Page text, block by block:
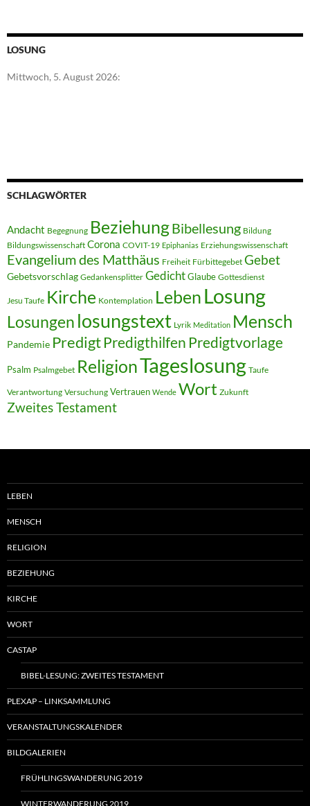
LOSUNG
Mittwoch, 5. August 2026:
SCHLAGWÖRTER
Andacht Begegnung BeziehungBibellesung Bildung
Bildungswissenschaft Corona COVIT-19 Epiphanias Erziehungswissenschaft
Evangelium des Matthäus Freiheit Fürbittegebet Gebet
Gebetsvorschlag Gedankensplitter GedichtGlaube Gottesdienst
Jesu Taufe Kirche Kontemplation Leben Losung
Losungen losungstext Lyrik Meditation Mensch
Pandemie Predigt Predigthilfen Predigtvorlage
Psalm Psalmgebet ReligionTageslosung Taufe
Verantwortung Versuchung Vertrauen Wende Wort Zukunft
Zweites Testament
LEBEN
MENSCH
RELIGION
BEZIEHUNG
KIRCHE
WORT
CASTAP
BIBEL-LESUNG: ZWEITES TESTAMENT
PLEXAP – LINKSAMMLUNG
VERANSTALTUNGSKALENDER
BILDGALERIEN
FRÜHLINGSWANDERUNG 2019
WINTERWANDERUNG 2019